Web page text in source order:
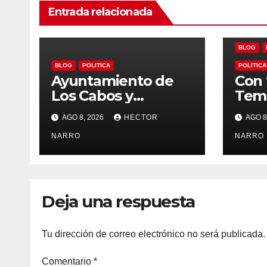
Entrada relacionada
BLOG POLITICA
Ayuntamiento de
Los Cabos y
organizadores de
Bisbee’s coordinan
acciones para
edición 2026
AGO 8, 2026 HECTOR
NARRO
BLOG
POLITICA
Con
Los
AGO
NARRO
Deja una respuesta
Tu dirección de correo electrónico no será publicada.
Comentario *